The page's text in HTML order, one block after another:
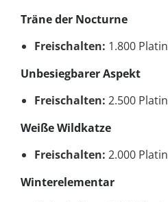
Träne der Nocturne
Freischalten: 1.800 Platin
Unbesiegbarer Aspekt
Freischalten: 2.500 Platin
Weiße Wildkatze
Freischalten: 2.000 Platin
Winterelementar